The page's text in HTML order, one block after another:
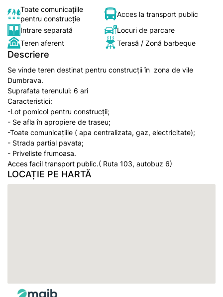
Toate comunicațiile
pentru construcție
Acces la transport public
Intrare separată
Locuri de parcare
Teren aferent
Terasă / Zonă barbeque
Descriere
Se vinde teren destinat pentru construcții în zona de vile
Dumbrava.
Suprafata terenului: 6 ari
Caracteristici:
-Lot pomicol pentru construcții;
- Se afla în apropiere de traseu;
-Toate comunicațiile ( apa centralizata, gaz, electricitate);
- Strada partial pavata;
- Priveliste frumoasa.
Acces facil transport public.( Ruta 103, autobuz 6)
LOCAȚIE PE HARTĂ